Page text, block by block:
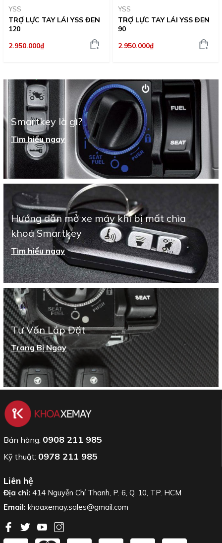
YSS
TRỢ LỰC TAY LÁI YSS ĐEN
120
2.950.000₫
YSS
TRỢ LỰC TAY LÁI YSS ĐEN
90
2.950.000₫
Smartkey là gì?
Tìm hiểu ngay
Hướng dẫn mở xe máy khi bị mất chìa
khoá Smartkey
Tìm hiểu ngay
Tư Vấn Lắp Đặt
Trang Bị Ngay
Bán hàng: 0908 211 985
Kỹ thuật: 0978 211 985
Liên hệ
Địa chỉ: 414 Nguyễn Chí Thanh, P. 6, Q. 10, TP. HCM
Email: khoaxemay.sales@gmail.com